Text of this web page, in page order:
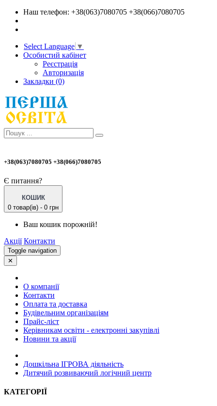
Наш телефон: +38(063)7080705 +38(066)7080705
Select Language ▼
Особистий кабінет
Реєстрація
Авторизація
Закладки (0)
+38(063)7080705 +38(066)7080705
Є питання?
КОШИК
0 товар(ів) - 0 грн
Ваш кошик порожній!
Акції Контакти
Toggle navigation
✕
О компанії
Контакти
Оплата та доставка
Будівельним організаціям
Прайс-ліст
Керівникам освіти - електронні закупівлі
Новини та акції
Дошкільна ІГРОВА діяльність
Дитячий розвиваючий логічний центр
КАТЕГОРІЇ